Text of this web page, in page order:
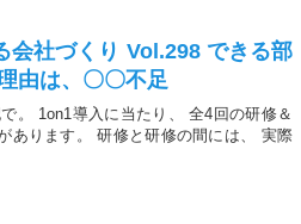
会社づくり Vol.298 できる部
由は、〇〇不足
。 1on1導入に当たり、 全4回の研修＆
あります。 研修と研修の間には、 実際